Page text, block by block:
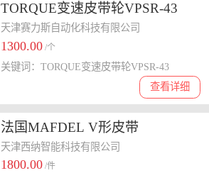
TORQUE变速皮带轮VPSR-43
天津赛力斯自动化科技有限公司
1300.00 /个
查看详细
关键词：TORQUE变速皮带轮VPSR-43
法国MAFDEL V形皮带
天津西纳智能科技有限公司
1800.00 /件